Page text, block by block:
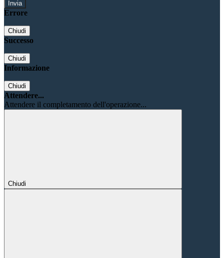
Errore
Chiudi
Successo
Chiudi
Informazione
Chiudi
Attendere...
Attendere il completamento dell'operazione...
Chiudi